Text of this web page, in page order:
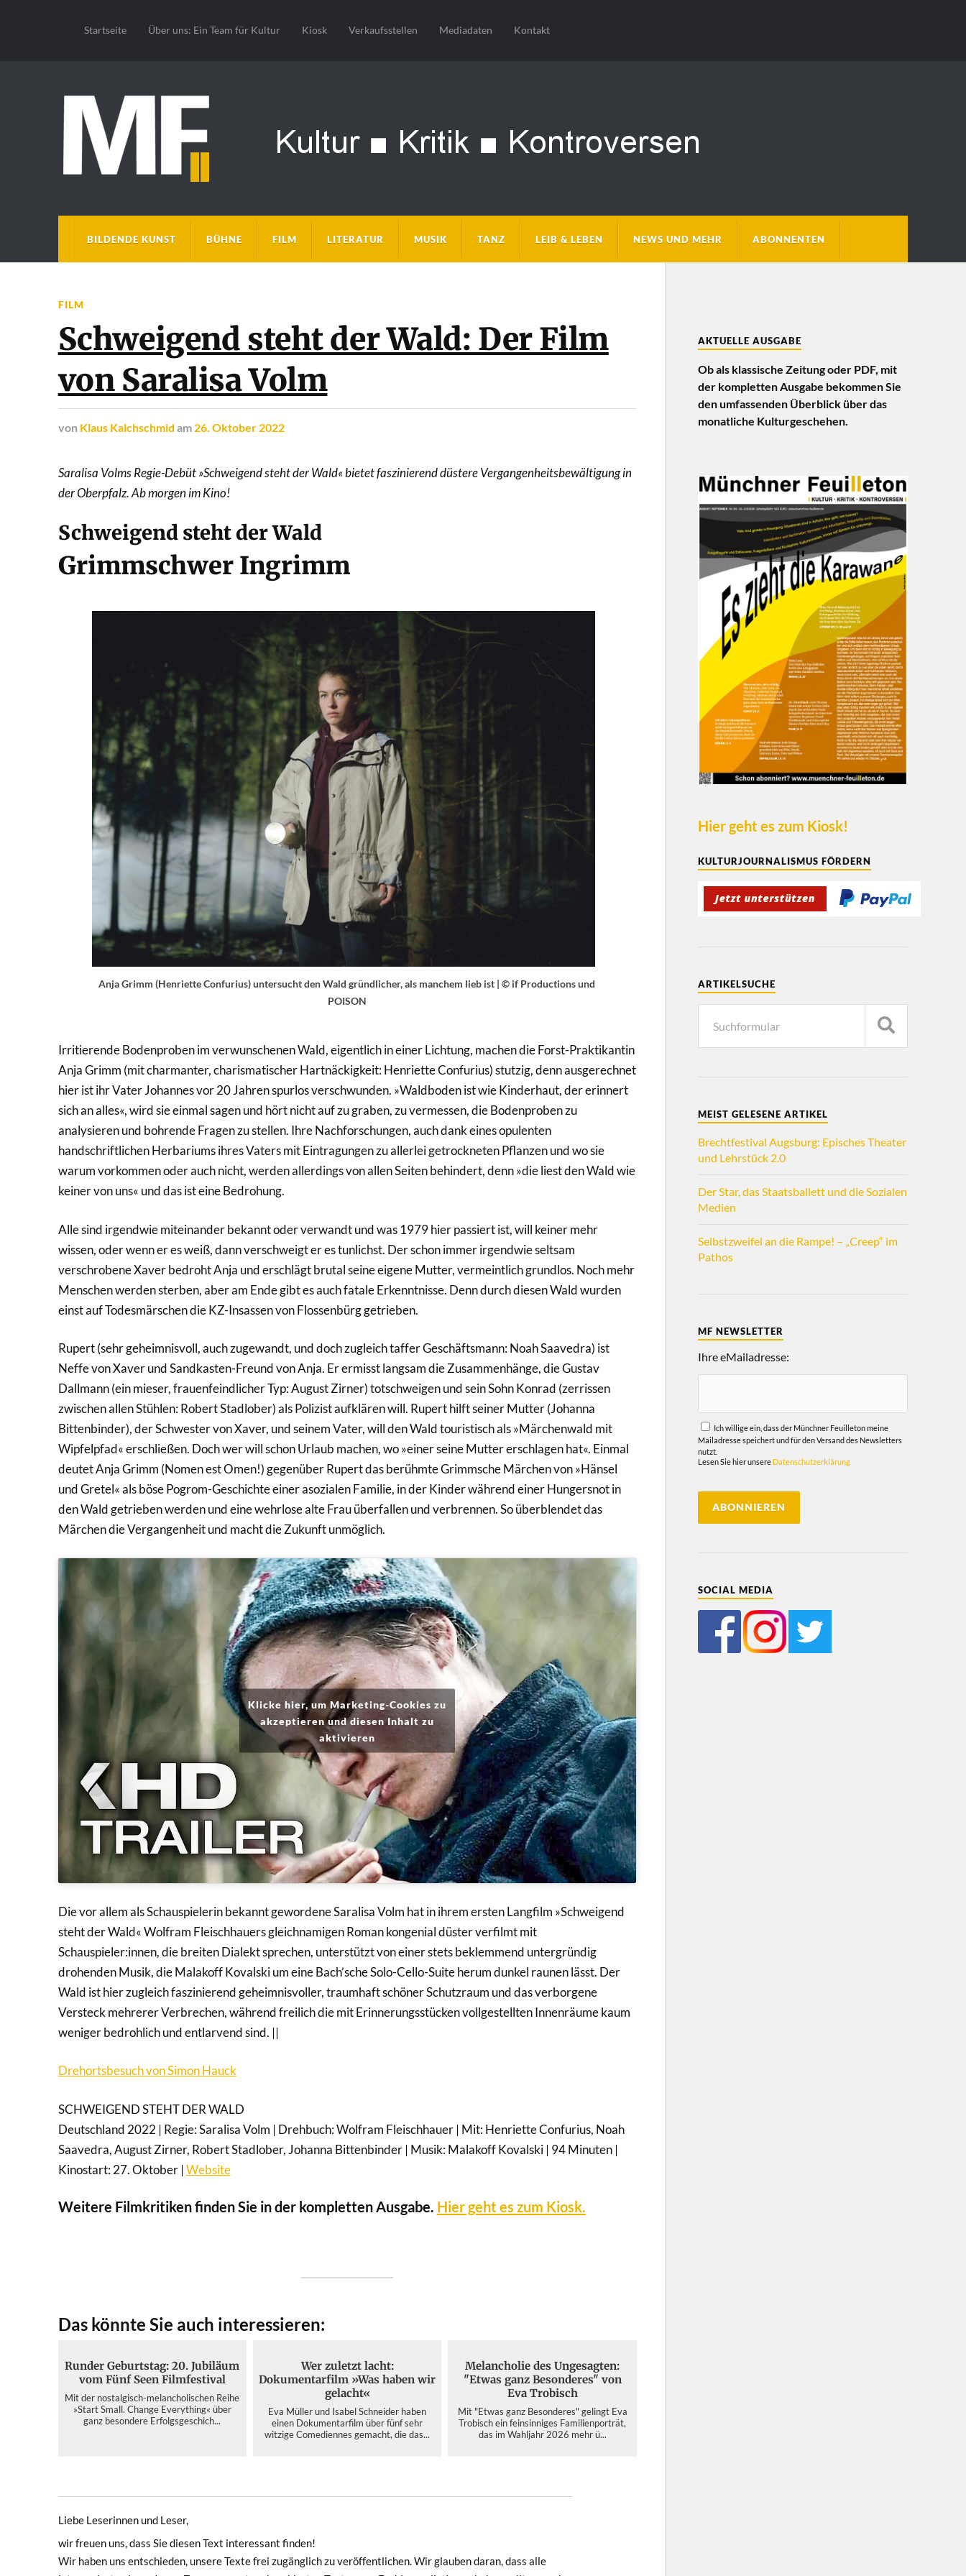
Startseite Über uns: Ein Team für Kultur Kiosk Verkaufsstellen Mediadaten Kontakt
BILDENDE KUNST BÜHNE FILM LITERATUR MUSIK TANZ LEIB & LEBEN NEWS UND MEHR ABONNENTEN
FILM
Schweigend steht der Wald: Der Film
von Saralisa Volm
von Klaus Kalchschmid am 26. Oktober 2022
Saralisa Volms Regie-Debüt »Schweigend steht der Wald« bietet faszinierend düstere Vergangenheitsbewältigung in
der Oberpfalz. Ab morgen im Kino!
Schweigend steht der Wald
Grimmschwer Ingrimm
Anja Grimm (Henriette Confurius) untersucht den Wald gründlicher, als manchem lieb ist | © if Productions und
POISON
Irritierende Bodenproben im verwunschenen Wald, eigentlich in einer Lichtung, machen die Forst-Praktikantin
Anja Grimm (mit charmanter, charismatischer Hartnäckigkeit: Henriette Confurius) stutzig, denn ausgerechnet
hier ist ihr Vater Johannes vor 20 Jahren spurlos verschwunden. »Waldboden ist wie Kinderhaut, der erinnert
sich an alles«, wird sie einmal sagen und hört nicht auf zu graben, zu vermessen, die Bodenproben zu
analysieren und bohrende Fragen zu stellen. Ihre Nachforschungen, auch dank eines opulenten
handschriftlichen Herbariums ihres Vaters mit Eintragungen zu allerlei getrockneten Pflanzen und wo sie
warum vorkommen oder auch nicht, werden allerdings von allen Seiten behindert, denn »die liest den Wald wie
keiner von uns« und das ist eine Bedrohung.
Alle sind irgendwie miteinander bekannt oder verwandt und was 1979 hier passiert ist, will keiner mehr
wissen, oder wenn er es weiß, dann verschweigt er es tunlichst. Der schon immer irgendwie seltsam
verschrobene Xaver bedroht Anja und erschlägt brutal seine eigene Mutter, vermeintlich grundlos. Noch mehr
Menschen werden sterben, aber am Ende gibt es auch fatale Erkenntnisse. Denn durch diesen Wald wurden
einst auf Todesmärschen die KZ-Insassen von Flossenbürg getrieben.
Rupert (sehr geheimnisvoll, auch zugewandt, und doch zugleich taffer Geschäftsmann: Noah Saavedra) ist
Neffe von Xaver und Sandkasten-Freund von Anja. Er ermisst langsam die Zusammenhänge, die Gustav
Dallmann (ein mieser, frauenfeindlicher Typ: August Zirner) totschweigen und sein Sohn Konrad (zerrissen
zwischen allen Stühlen: Robert Stadlober) als Polizist aufklären will. Rupert hilft seiner Mutter (Johanna
Bittenbinder), der Schwester von Xaver, und seinem Vater, will den Wald touristisch als »Märchenwald mit
Wipfelpfad« erschließen. Doch wer will schon Urlaub machen, wo »einer seine Mutter erschlagen hat«. Einmal
deutet Anja Grimm (Nomen est Omen!) gegenüber Rupert das berühmte Grimmsche Märchen von »Hänsel
und Gretel« als böse Pogrom-Geschichte einer asozialen Familie, in der Kinder während einer Hungersnot in
den Wald getrieben werden und eine wehrlose alte Frau überfallen und verbrennen. So überblendet das
Märchen die Vergangenheit und macht die Zukunft unmöglich.
Klicke hier, um Marketing-Cookies zu
akzeptieren und diesen Inhalt zu
aktivieren
Die vor allem als Schauspielerin bekannt gewordene Saralisa Volm hat in ihrem ersten Langfilm »Schweigend
steht der Wald« Wolfram Fleischhauers gleichnamigen Roman kongenial düster verfilmt mit
Schauspieler:innen, die breiten Dialekt sprechen, unterstützt von einer stets beklemmend untergründig
drohenden Musik, die Malakoff Kovalski um eine Bach’sche Solo-Cello-Suite herum dunkel raunen lässt. Der
Wald ist hier zugleich faszinierend geheimnisvoller, traumhaft schöner Schutzraum und das verborgene
Versteck mehrerer Verbrechen, während freilich die mit Erinnerungsstücken vollgestellten Innenräume kaum
weniger bedrohlich und entlarvend sind. ||
Drehortsbesuch von Simon Hauck
SCHWEIGEND STEHT DER WALD
Deutschland 2022 | Regie: Saralisa Volm | Drehbuch: Wolfram Fleischhauer | Mit: Henriette Confurius, Noah
Saavedra, August Zirner, Robert Stadlober, Johanna Bittenbinder | Musik: Malakoff Kovalski | 94 Minuten |
Kinostart: 27. Oktober |Website
Weitere Filmkritiken finden Sie in der kompletten Ausgabe. Hier geht es zum Kiosk.
Das könnte Sie auch interessieren:
Runder Geburtstag: 20. Jubiläum
vom Fünf Seen Filmfestival
Mit der nostalgisch-melancholischen Reihe
»Start Small. Change Everything« über
ganz besondere Erfolgsgeschich...
Wer zuletzt lacht:
Dokumentarfilm »Was haben wir
gelacht«
Eva Müller und Isabel Schneider haben
einen Dokumentarfilm über fünf sehr
witzige Comediennes gemacht, die das...
Melancholie des Ungesagten:
"Etwas ganz Besonderes" von
Eva Trobisch
Mit "Etwas ganz Besonderes" gelingt Eva
Trobisch ein feinsinniges Familienporträt,
das im Wahljahr 2026 mehr ü...
Liebe Leserinnen und Leser,
wir freuen uns, dass Sie diesen Text interessant finden!
Wir haben uns entschieden, unsere Texte frei zugänglich zu veröffentlichen. Wir glauben daran, dass alle
AKTUELLE AUSGABE
Ob als klassische Zeitung oder PDF, mit
der kompletten Ausgabe bekommen Sie
den umfassenden Überblick über das
monatliche Kulturgeschehen.
Hier geht es zum Kiosk!
KULTURJOURNALISMUS FÖRDERN
ARTIKELSUCHE
MEIST GELESENE ARTIKEL
Brechtfestival Augsburg: Episches Theater
und Lehrstück 2.0
Der Star, das Staatsballett und die Sozialen
Medien
Selbstzweifel an die Rampe! – „Creep“ im
Pathos
MF NEWSLETTER
Ihre eMailadresse:
Ich willige ein, dass der Münchner Feuilleton meine
Mailadresse speichert und für den Versand des Newsletters
nutzt.
Lesen Sie hier unsere Datenschutzerklärung
SOCIAL MEDIA